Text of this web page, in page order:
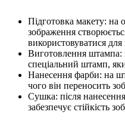
Підготовка макету: на
зображення
використовуватися для
Виготовлення штампа:
спеціальний штамп,
Нанесення фарби: на
чого він переносить
Сушка: після
забезпечує стійкість